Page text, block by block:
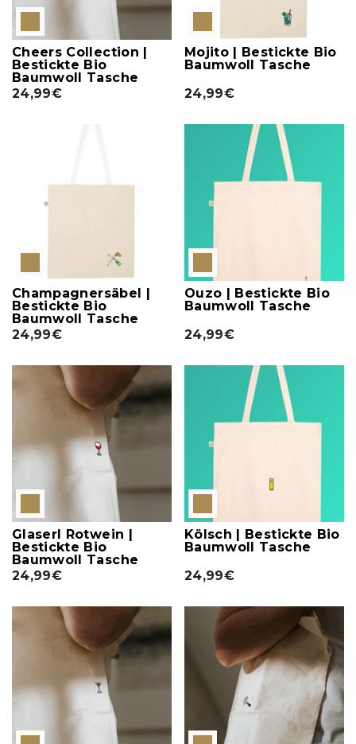
Cheers Collection |
Bestickte Bio
Baumwoll Tasche
24,99€
Mojito | Bestickte Bio
Baumwoll Tasche
24,99€
Champagnersäbel |
Bestickte Bio
Baumwoll Tasche
24,99€
Ouzo | Bestickte Bio
Baumwoll Tasche
24,99€
Glaserl Rotwein |
Bestickte Bio
Baumwoll Tasche
24,99€
Kölsch | Bestickte Bio
Baumwoll Tasche
24,99€